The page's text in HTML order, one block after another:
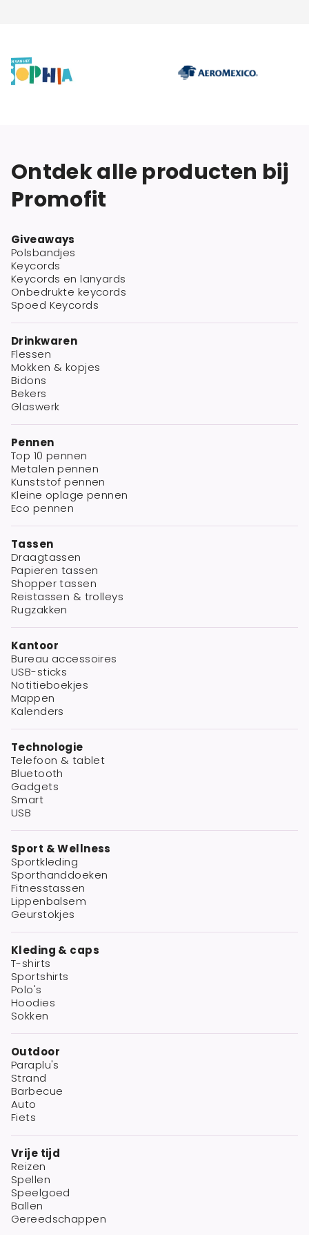
Ontdek alle producten bij
Promofit
Giveaways
Polsbandjes
Keycords
Keycords en lanyards
Onbedrukte keycords
Spoed Keycords
Drinkwaren
Flessen
Mokken & kopjes
Bidons
Bekers
Glaswerk
Pennen
Top 10 pennen
Metalen pennen
Kunststof pennen
Kleine oplage pennen
Eco pennen
Tassen
Draagtassen
Papieren tassen
Shopper tassen
Reistassen & trolleys
Rugzakken
Kantoor
Bureau accessoires
USB-sticks
Notitieboekjes
Mappen
Kalenders
Technologie
Telefoon & tablet
Bluetooth
Gadgets
Smart
USB
Sport & Wellness
Sportkleding
Sporthanddoeken
Fitnesstassen
Lippenbalsem
Geurstokjes
Kleding & caps
T-shirts
Sportshirts
Polo's
Hoodies
Sokken
Outdoor
Paraplu's
Strand
Barbecue
Auto
Fiets
Vrije tijd
Reizen
Spellen
Speelgoed
Ballen
Gereedschappen